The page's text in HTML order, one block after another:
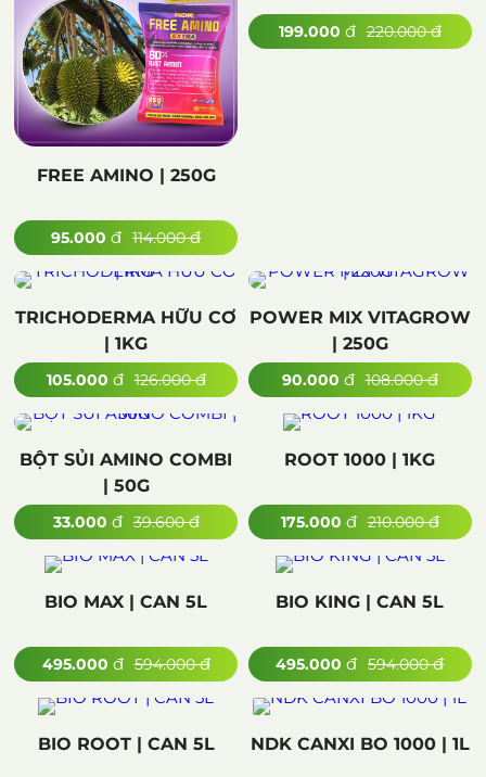
FREE AMINO | 250G
95.000 đ 114.000đ
199.000 đ 220.000đ
TRICHODERMA HỮU CƠ
| 1KG
105.000 đ 126.000đ
POWER MIX VITAGROW
| 250G
90.000 đ 108.000đ
BỘT SỦI AMINO COMBI
| 50G
33.000 đ 39.600đ
ROOT 1000 | 1KG
175.000 đ 210.000đ
BIO MAX | CAN 5L
495.000 đ 594.000đ
BIO KING | CAN 5L
495.000 đ 594.000đ
BIO ROOT | CAN 5L NDK CANXI BO 1000 | 1L